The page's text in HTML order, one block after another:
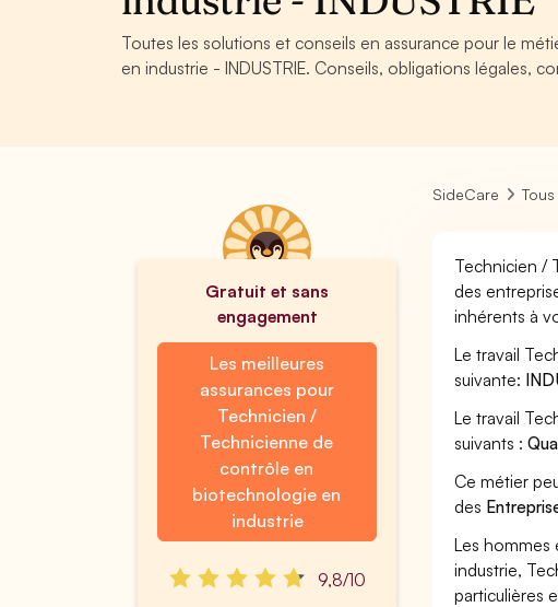
Toutes les solutions et conseils en assurance pour le
en industrie - INDUSTRIE. Conseils, obligations légales,
Gratuit et sans
engagement
Les meilleures
assurances pour
Technicien /
Technicienne de
contrôle en
biotechnologie en
industrie
9,8/10
SideCare
Technicien /
des
inhérents à
Le travail
suivante:
Le travail
suivants :
Ce métier
des
Les
industrie,
particulières